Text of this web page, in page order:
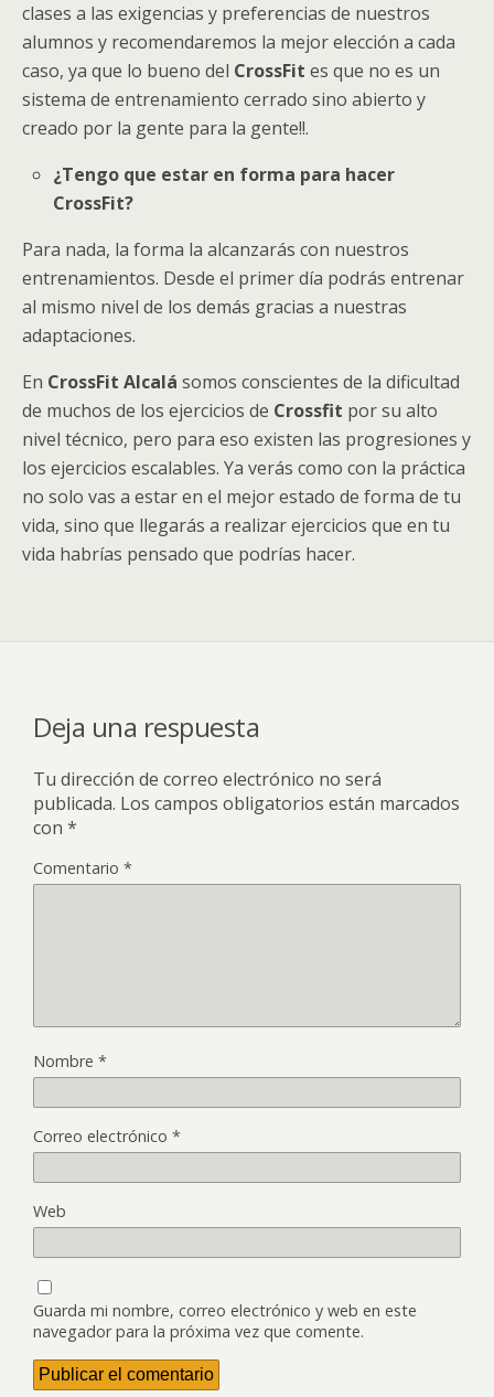
clases a las exigencias y preferencias de nuestros
alumnos y recomendaremos la mejor elección a cada
caso, ya que lo bueno del CrossFit es que no es un
sistema de entrenamiento cerrado sino abierto y
creado por la gente para la gente!!.
¿Tengo que estar en forma para hacer
CrossFit?
Para nada, la forma la alcanzarás con nuestros
entrenamientos. Desde el primer día podrás entrenar
al mismo nivel de los demás gracias a nuestras
adaptaciones.
En CrossFit Alcalá somos conscientes de la dificultad
de muchos de los ejercicios de Crossfit por su alto
nivel técnico, pero para eso existen las progresiones y
los ejercicios escalables. Ya verás como con la práctica
no solo vas a estar en el mejor estado de forma de tu
vida, sino que llegarás a realizar ejercicios que en tu
vida habrías pensado que podrías hacer.
Deja una respuesta
Tu dirección de correo electrónico no será
publicada. Los campos obligatorios están marcados
con *
Comentario *
Nombre *
Correo electrónico *
Web
Guarda mi nombre, correo electrónico y web en este
navegador para la próxima vez que comente.